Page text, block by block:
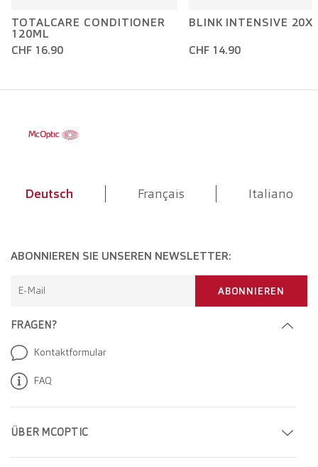
TOTALCARE CONDITIONER
120ML
CHF 16.90
BLINK INTENSIVE
CHF 14.90
Deutsch Français Italiano
ÜBER MCOPTIC
Termin buchen
FRAGEN?
Kontaktformular
FAQ
ABONNIEREN SIE UNSEREN NEWSLETTER:
E-Mail ABONNIEREN